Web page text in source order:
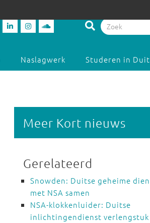
Naslagwerk Studeren in
Meer Kort nieuws
Gerelateerd
Snowden: Duitse geheime
met NSA samen
NSA-klokkenluider: Duitse
inlichtingendienst verlengstuk